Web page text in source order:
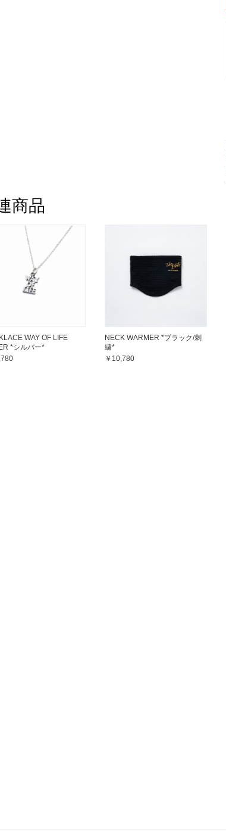
商品
WAY OF LIFE
*シルバー*
NECK WARMER *ブラック/刺
繍*
￥10,780